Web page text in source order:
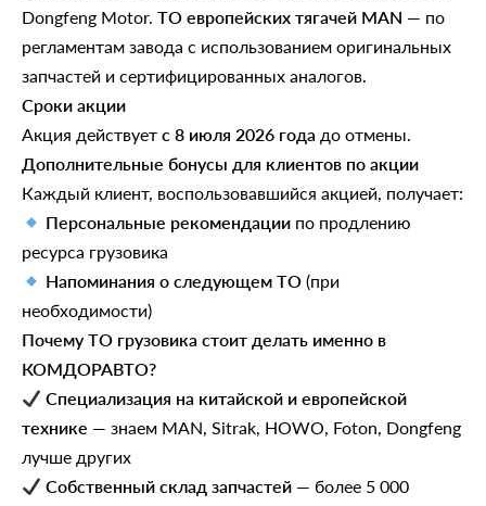
Dongfeng Motor. ТО европейских тягачей MAN — по
регламентам завода с использованием оригинальных
запчастей и сертифицированных аналогов.
Сроки акции
Акция действует с 8 июля 2026 года до отмены.
Дополнительные бонусы для клиентов по акции
Каждый клиент, воспользовавшийся акцией, получает:
Персональные рекомендации по продлению
ресурса грузовика
Напоминания о следующем ТО (при
необходимости)
Почему ТО грузовика стоит делать именно в
КОМДОРАВТО?
Специализация на китайской и европейской
технике — знаем MAN, Sitrak, HOWO, Foton, Dongfeng
лучше других
Собственный склад запчастей — более 5 000